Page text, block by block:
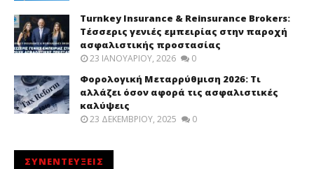
Turnkey Insurance & Reinsurance Brokers:
Τέσσερις γενιές εμπειρίας στην παροχή
ασφαλιστικής προστασίας
23 ΙΑΝΟΥΑΡΊΟΥ, 2026 0
Φορολογική Μεταρρύθμιση 2026: Τι
αλλάζει όσον αφορά τις ασφαλιστικές
καλύψεις
23 ΔΕΚΕΜΒΡΊΟΥ, 2025 0
ΣΥΝΕΝΤΕΥΞΕΙΣ